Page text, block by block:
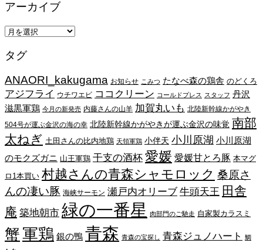
アーカイブ
ア
カ
ブ
タグ
ANAORI_kakugama お知らせ こみつ たなべ森の鶏舎 のどくろ
アジフライ ウチワエビ ココクリーン コールドプレス スタッフ 丹沢
滋黒軍鶏 今月の新発売 内藤さんの山羊 加賀丸いも 北陸新幹線かがやき
504号が運ぶ金沢の海の幸 北陸新幹線かがやきが運ぶ金沢の味覚 南部
太ねぎ 土田さんの比内地鶏 天領軍鶏 小伴天 小川原湖 小川原湖
のモクズガニ 山王軍鶏 干支の酒杯 愛媛 愛媛甘とろ豚 本マグ
ロ1本買い 村越さんの青森シャモロック 桑原さ
んの凄い豚 海峡サーモン 瀬戸内オリーブ 牛頭天王 田舎
庵 築地朝市 緑の一番星 肉部門のご馳走 自家製カラスミ
蟹軍鶏 銀の鴨 青森 青森の宝探し 青森ジュノハート 鯛